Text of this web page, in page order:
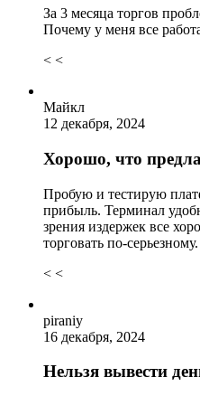
За 3 месяца торгов
Почему у меня все
< <
Майкл
12 декабря, 2024
Хорошо, что
Пробую и тестирую
прибыль. Терминал
зрения издержек все
торговать по-
< <
piraniy
16 декабря, 2024
Нельзя вывести